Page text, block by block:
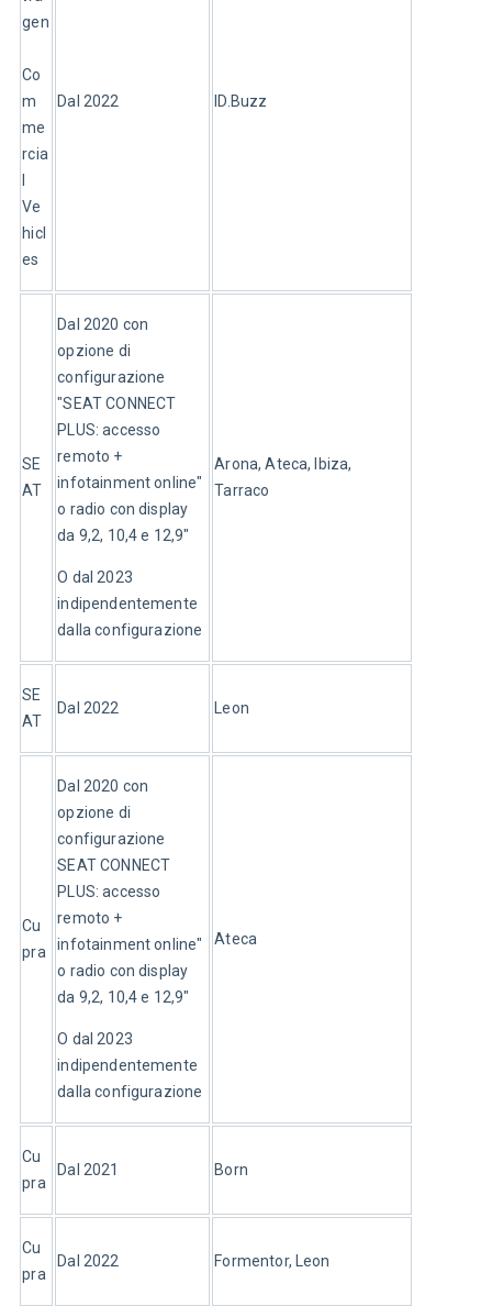
gen
Co
m
me
rcia
Ve
hicl
es
Dal 2022 ID.Buzz
SE
AT
Dal 2020 con
opzione di
configurazione
"SEAT CONNECT
PLUS: accesso
remoto +
infotainment online"
o radio con display
da 9,2, 10,4 e 12,9"
O dal 2023
indipendentemente
dalla configurazione
Arona, Ateca, Ibiza,
Tarraco
SE
AT
Dal 2022 Leon
Cu
pra
Dal 2020 con
opzione di
configurazione
SEAT CONNECT
PLUS: accesso
remoto +
infotainment online"
o radio con display
da 9,2, 10,4 e 12,9"
O dal 2023
indipendentemente
dalla configurazione
Ateca
Cu
pra
Dal 2021 Born
Cu
pra
Dal 2022 Formentor, Leon